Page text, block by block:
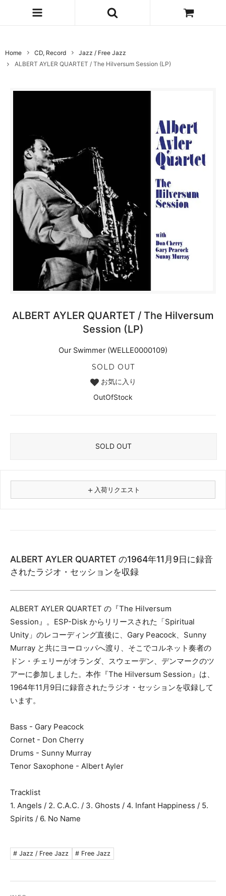
Home CD, Record
Jazz / Free Jazz
ALBERT AYLER QUARTET / The Hilversum Session (LP)
ALBERT AYLER QUARTET / The Hilversum
Session (LP)
Our Swimmer (WELLE0000109)
SOLD OUT
お気に入り
OutOfStock
SOLD OUT
＋ 入荷リクエスト
フォーマット
カセット
その他
メールアドレス（必須）
ALBERT AYLER QUARTET の1964年11月9日に録音
されたラジオ・セッションを収録
ALBERT AYLER QUARTET の『The Hilversum
Session』。ESP-Disk からリリースされた「Spiritual
Unity」のレコーディング直後に、Gary Peacock、Sunny
Murray と共にヨーロッパへ渡り、そこでコルネット奏者の
ドン・チェリーがオランダ、スウェーデン、デンマークのツ
アーに参加しました。本作『The Hilversum Session』は、
1964年11月9日に録音されたラジオ・セッションを収録して
います。
Bass - Gary Peacock
Cornet - Don Cherry
Drums - Sunny Murray
Tenor Saxophone - Albert Ayler
Tracklist
1. Angels / 2. C.A.C. / 3. Ghosts / 4. Infant Happiness / 5.
Spirits / 6. No Name
# Jazz / Free Jazz # Free Jazz